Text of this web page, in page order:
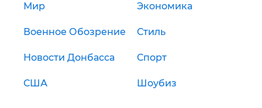
Мир Экономика
Военное Обозрение Стиль
Новости Донбасса Спорт
США Шоубиз